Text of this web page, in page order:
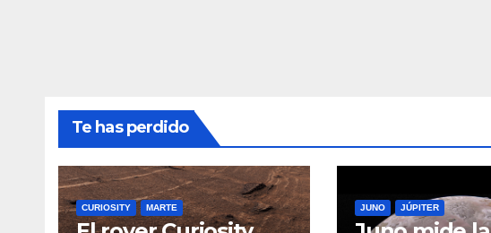
Te has perdido
CURIOSITY MARTE JUNO JÚPITER